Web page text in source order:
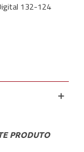
132-124
PRODUTO